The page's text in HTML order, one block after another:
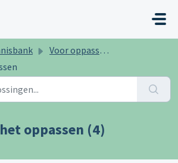
Voor oppassers
oppassen (4)